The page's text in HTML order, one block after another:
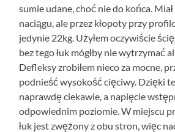
sumie udane, choć nie do końca.
naciągu, ale przez kłopoty przy
jedynie 22kg. Użyłem oczywiście
bez tego łuk mógłby nie wytrzymać
Defleksy zrobiłem nieco za mocne,
podnieść wysokość cięciwy. Dzięki
naprawdę ciekawie, a napięcie
odpowiednim poziomie. W miejscu
łuk jest zwężony z obu stron, więc